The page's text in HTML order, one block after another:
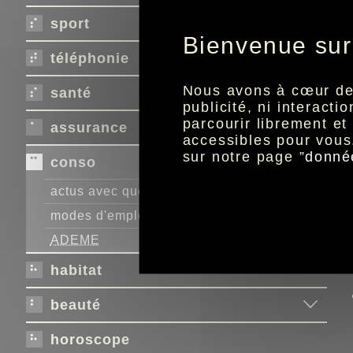
sport
téléphonie
santé
assurance
conso
actus avec quechoisir.org
modes d'emploi adaptés
ADEME
habitat
beauté
horoscope
Bienvenue
Nous avons à cœur
publicité, ni
parcourir librement et
accessibles pour
sur notre page ”